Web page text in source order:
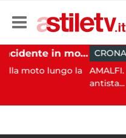
Castellabate, incidente in moto: 27enne in ospedale
lungo la
CRONACA
AMALFI. Nel